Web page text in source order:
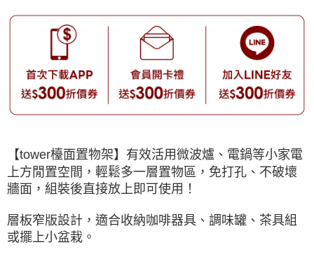
【tower檯面置物架】有效活用微波爐、電鍋等小家電
上方閒置空間，輕鬆多一層置物區，免打孔、不破壞
牆面，組裝後直接放上即可使用！
層板窄版設計，適合收納咖啡器具、調味罐、茶具組
或擺上小盆栽。